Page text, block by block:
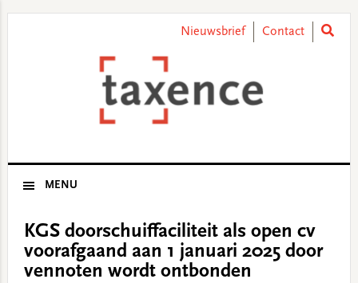
Nieuwsbrief Contact
MENU
KGS doorschuiffaciliteit als open cv
voorafgaand aan 1 januari 2025 door
vennoten wordt ontbonden